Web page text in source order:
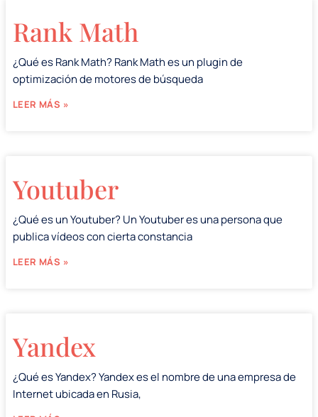
Rank Math
¿Qué es Rank Math? Rank Math es un plugin de
optimización de motores de búsqueda
LEER MÁS »
Youtuber
¿Qué es un Youtuber? Un Youtuber es una persona que
publica vídeos con cierta constancia
LEER MÁS »
Yandex
¿Qué es Yandex? Yandex es el nombre de una empresa de
Internet ubicada en Rusia,